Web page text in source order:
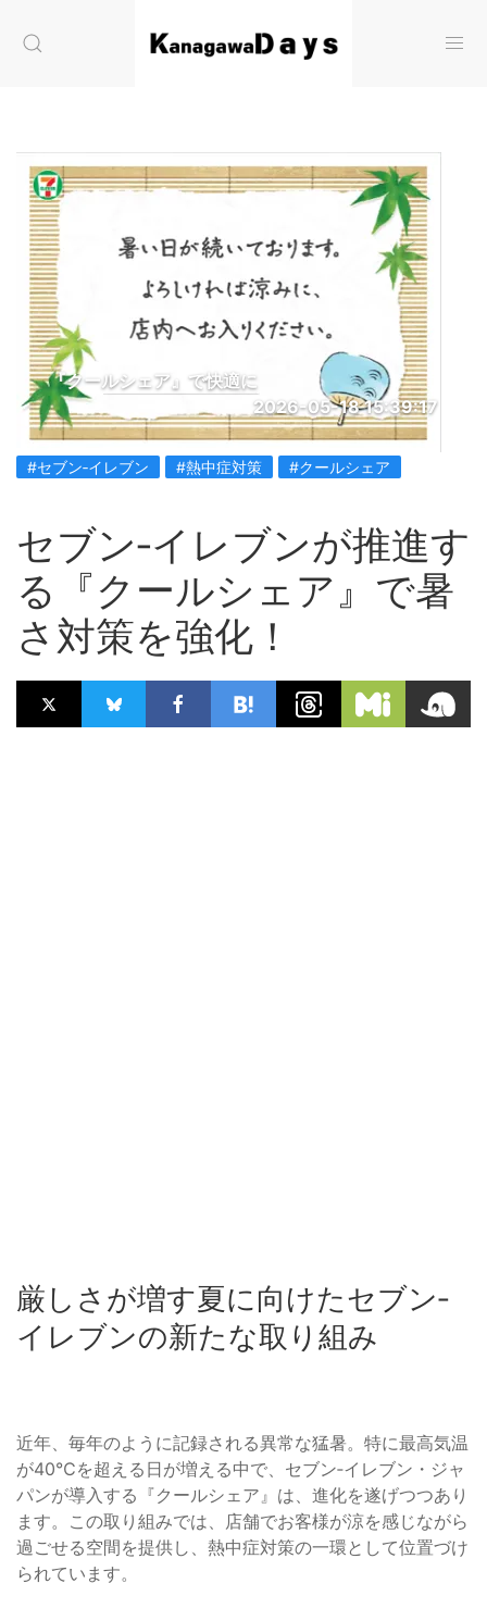
『クールシェア』で快適に
2026-05-18 15:39:17
#セブン‐イレブン #熱中症対策 #クールシェア
セブン‐イレブンが推進す
る『クールシェア』で暑
さ対策を強化！
厳しさが増す夏に向けたセブン‐
イレブンの新たな取り組み
近年、毎年のように記録される異常な猛暑。特に最高気温
が40℃を超える日が増える中で、セブン‐イレブン・ジャ
パンが導入する『クールシェア』は、進化を遂げつつあり
ます。この取り組みでは、店舗でお客様が涼を感じながら
過ごせる空間を提供し、熱中症対策の一環として位置づけ
られています。